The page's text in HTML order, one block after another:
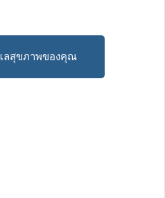
ลสุขภาพของคุณ